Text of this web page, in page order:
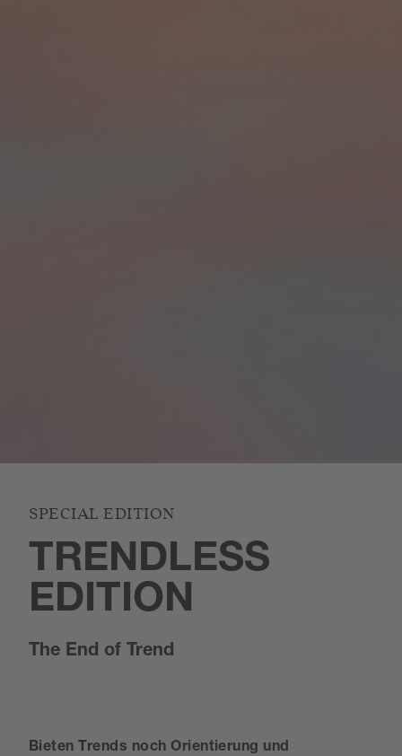
SPECIAL EDITION
TRENDLESS
EDITION
The End of Trend
Bieten Trends noch Orientierung und